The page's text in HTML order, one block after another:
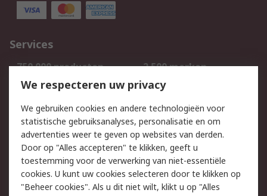
Services
750.000 producten
2.500 merken
Bestellen
Inkoopoplossingen
Track & Trace
Wettelijk
Cookiebeleid
Email veiligheid
Privacybeleid
Websitevoorwaarden
We respecteren uw privacy
We gebruiken cookies en andere technologieën voor
statistische gebruiksanalyses, personalisatie en om
advertenties weer te geven op websites van derden.
Door op "Alles accepteren" te klikken, geeft u
toestemming voor de verwerking van niet-essentiële
cookies. U kunt uw cookies selecteren door te klikken op
"Beheer cookies". Als u dit niet wilt, klikt u op "Alles